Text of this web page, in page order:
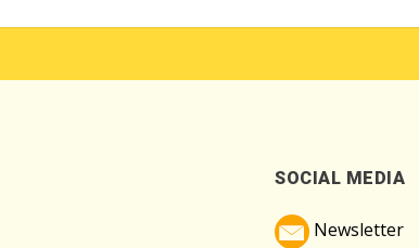
SOCIAL MEDIA
Newsletter